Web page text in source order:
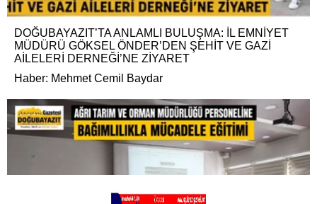
DOĞUBAYAZIT’TA ANLAMLI BULUŞMA: İL EMNİYET
MÜDÜRÜ GÖKSEL ÖNDER’DEN ŞEHİT VE GAZİ
AİLELERİ DERNEĞİ’NE ZİYARET
Haber: Mehmet Cemil Baydar